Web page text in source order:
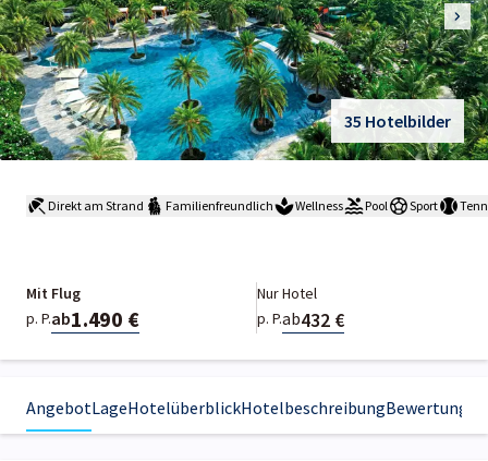
35 Hotelbilder
Direkt am Strand Familienfreundlich Wellness Pool Sport
Mit Flug
p. P.ab1.490 €
Nur Hotel
p. P.ab432 €
AngebotLageHotelüberblickHotelbeschreibungBewertungen